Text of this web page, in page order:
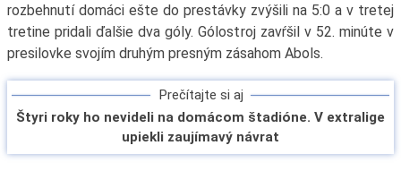
rozbehnutí domáci ešte do prestávky zvýšili na 5:0 a v tretej
tretine pridali ďalšie dva góly. Gólostroj zavŕšil v 52. minúte v
presilovke svojím druhým presným zásahom Abols.
Prečítajte si aj
Štyri roky ho nevideli na domácom štadióne. V extralige
upiekli zaujímavý návrat